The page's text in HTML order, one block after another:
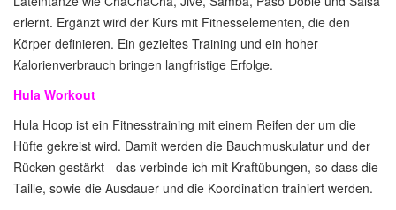
erlernt. Ergänzt wird der Kurs mit Fitnesselementen, die den
Körper definieren. Ein gezieltes Training und ein hoher
Kalorienverbrauch bringen langfristige Erfolge.
Hula Workout
Hula Hoop ist ein Fitnesstraining mit einem Reifen der um die
Hüfte gekreist wird. Damit werden die Bauchmuskulatur und der
Rücken gestärkt - das verbinde ich mit Kraftübungen, so dass die
Taille, sowie die Ausdauer und die Koordination trainiert werden.